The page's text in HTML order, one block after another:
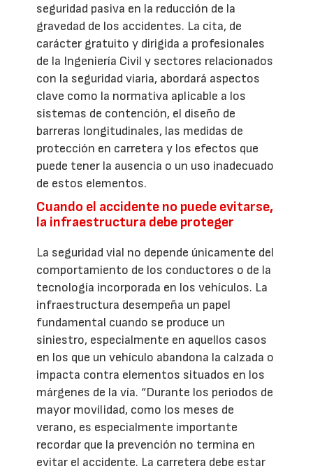
seguridad pasiva en la reducción de la
gravedad de los accidentes. La cita, de
carácter gratuito y dirigida a profesionales
de la Ingeniería Civil y sectores relacionados
con la seguridad viaria, abordará aspectos
clave como la normativa aplicable a los
sistemas de contención, el diseño de
barreras longitudinales, las medidas de
protección en carretera y los efectos que
puede tener la ausencia o un uso inadecuado
de estos elementos.
Cuando el accidente no puede evitarse,
la infraestructura debe proteger
La seguridad vial no depende únicamente del
comportamiento de los conductores o de la
tecnología incorporada en los vehículos. La
infraestructura desempeña un papel
fundamental cuando se produce un
siniestro, especialmente en aquellos casos
en los que un vehículo abandona la calzada o
impacta contra elementos situados en los
márgenes de la vía. “Durante los periodos de
mayor movilidad, como los meses de
verano, es especialmente importante
recordar que la prevención no termina en
evitar el accidente. La carretera debe estar